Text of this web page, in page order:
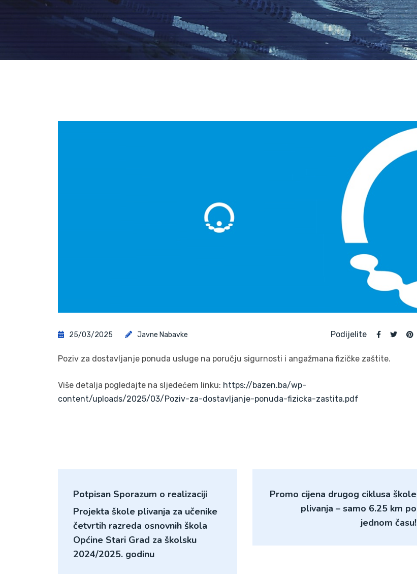
25/03/2025 Javne Nabavke Podijelite
Poziv za dostavljanje ponuda usluge na poručju sigurnosti i angažmana fizičke zaštite.
Više detalja pogledajte na sljedećem linku: https://bazen.ba/wp-
content/uploads/2025/03/Poziv-za-dostavljanje-ponuda-fizicka-zastita.pdf
Potpisan Sporazum o realizaciji
Projekta škole plivanja za učenike
četvrtih razreda osnovnih škola
Općine Stari Grad za školsku
2024/2025. godinu
Promo cijena drugog ciklusa škole
plivanja – samo 6.25 km po
jednom času!